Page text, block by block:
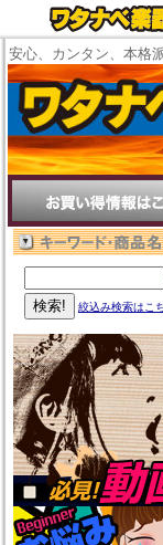
安心、カンタン、本格
絞込み検索はこ